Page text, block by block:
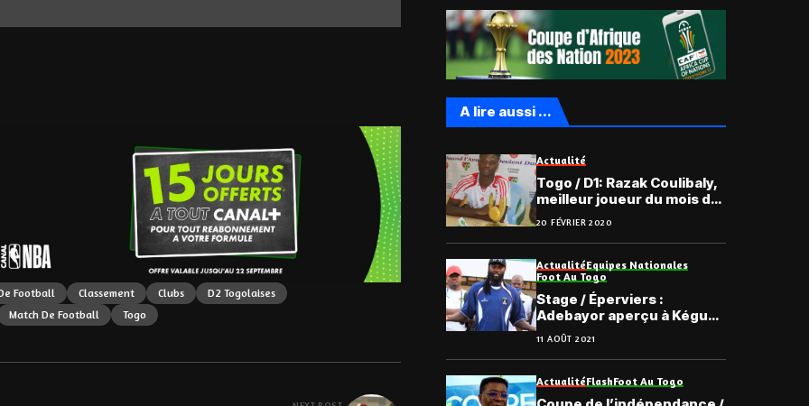
Football Classement Clubs
D2 Togolaises
Match De Football
Togo
A lire aussi ...
Actualité
Togo / D1: Razak Coulibaly,
meilleur joueur du mois de
décembre 2019
20 FÉVRIER 2020
ActualitéEquipes Nationales
Foot Au Togo
Stage / Éperviers :
Adebayor aperçu à Kégué
avec la sélection locale
11 AOÛT 2021
ActualitéFlashFoot Au Togo